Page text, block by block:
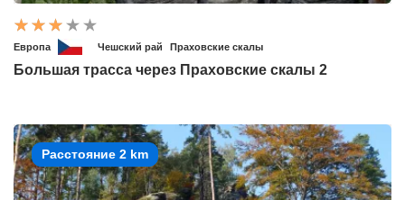
Европа Чешский рай Праховские скалы
Большая трасса через Праховские скалы 2
Расстояние 2 km